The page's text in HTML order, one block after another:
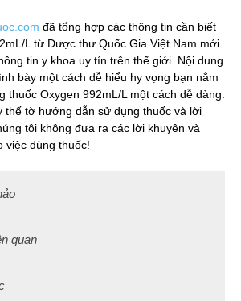
đã tổng hợp các thông tin cần biết
L từ Dược thư Quốc Gia Việt Nam mới
tin y khoa uy tín trên thế giới. Nội dung
bày một cách dễ hiểu hy vọng bạn nắm
thuốc Oxygen 992mL/L một cách dễ dàng.
thế tờ hướng dẫn sử dụng thuốc và lời
tôi không đưa ra các lời khuyên và
việc dùng thuốc!
quan